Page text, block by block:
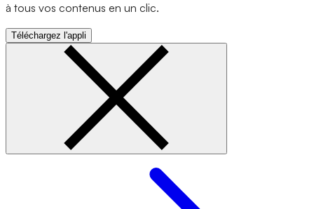
à tous vos contenus en un clic.
Téléchargez l'appli